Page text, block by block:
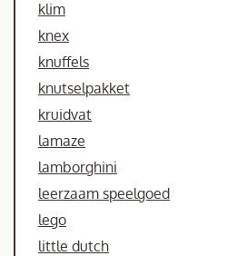
klim
knex
knuffels
knutselpakket
kruidvat
lamaze
lamborghini
leerzaam speelgoed
lego
little dutch